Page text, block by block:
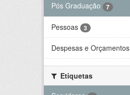
Pós Graduação
7
Pessoas 3
Despesas e Orçamentos
Etiquetas